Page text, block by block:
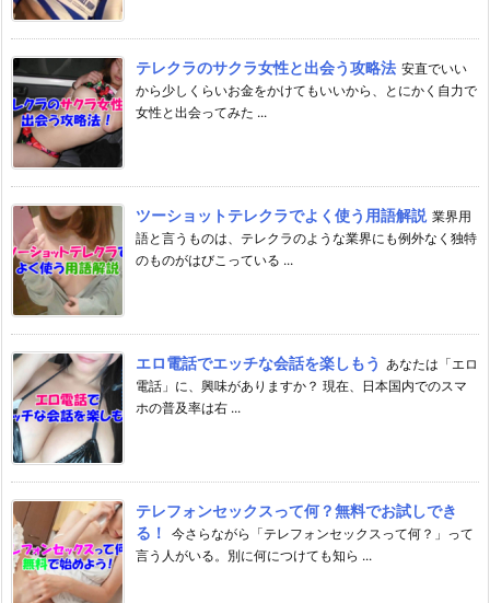
テレクラのサクラ女性と出会う攻略法 安直でいい
から少しくらいお金をかけてもいいから、とにかく自力で
女性と出会ってみた ...
ツーショットテレクラでよく使う用語解説 業界用
語と言うものは、テレクラのような業界にも例外なく独特
のものがはびこっている ...
エロ電話でエッチな会話を楽しもう あなたは「エロ
電話」に、興味がありますか？ 現在、日本国内でのスマ
ホの普及率は右 ...
テレフォンセックスって何？無料でお試しでき
る！
今さらながら「テレフォンセックスって何？」って
言う人がいる。別に何につけても知ら ...